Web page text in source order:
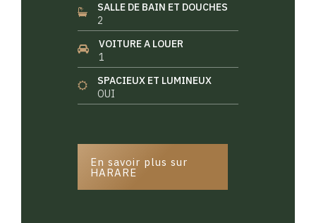
SALLE DE BAIN ET DOUCHES
2
VOITURE A LOUER
1
SPACIEUX ET LUMINEUX
OUI
En savoir plus sur
HARARE